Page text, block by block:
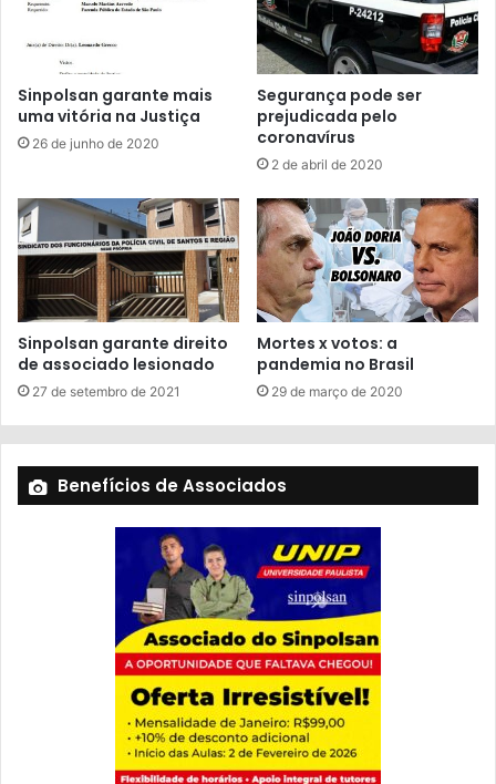
Sinpolsan garante mais
uma vitória na Justiça
26 de junho de 2020
Segurança pode ser
prejudicada pelo
coronavírus
2 de abril de 2020
Sinpolsan garante direito
de associado lesionado
27 de setembro de 2021
Mortes x votos: a
pandemia no Brasil
29 de março de 2020
Benefícios de Associados